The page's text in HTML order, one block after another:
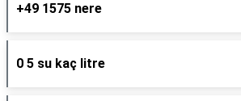
+49 1575 nere
0 5 su kaç litre